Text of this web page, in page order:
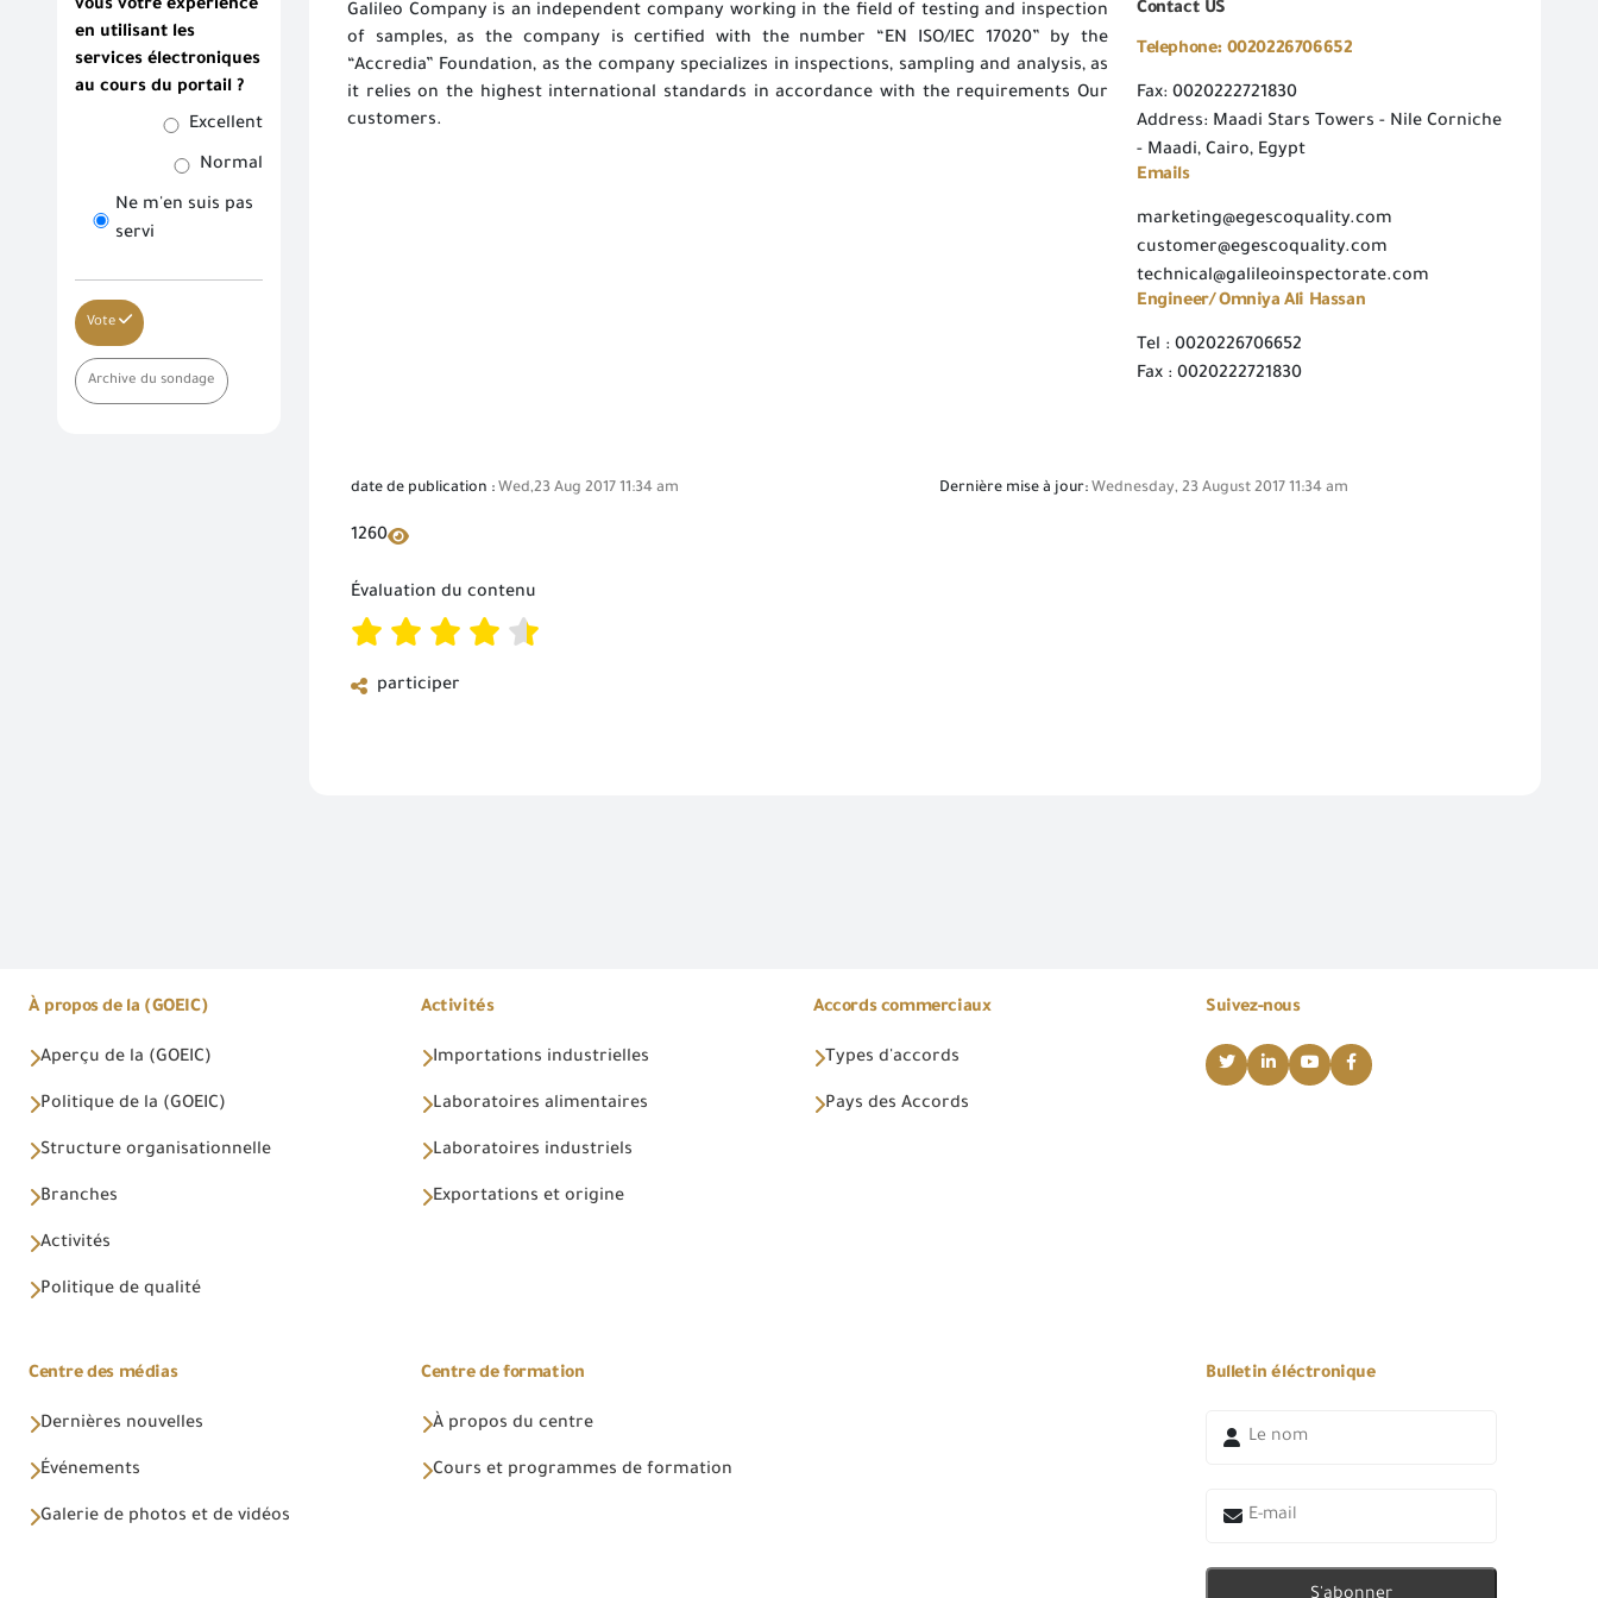
vous votre expérience
en utilisant les
services électroniques
au cours du portail ?
Excellent
Normal
Ne m'en suis pas
servi
Vote
Archive du sondage
Galileo Company is an independent company working in the field of testing and inspection
of samples, as the company is certified with the number “EN ISO/IEC 17020” by the
“Accredia” Foundation, as the company specializes in inspections, sampling and analysis, as
it relies on the highest international standards in accordance with the requirements Our
customers. ​
Contact US
Telephone: 0020226706652
Fax: 0020222721830
Address: Maadi Stars Towers - Nile Corniche
- Maadi, Cairo, Egypt
Emails
marketing@egescoquality.com
customer@egescoquality.com
technical@galileoinspectorate.com
Engineer/ Omniya Ali Hassan
Tel : 0020226706652
Fax : 0020222721830
date de publication : Wed,23 Aug 2017 11:34 am Dernière mise à jour: Wednesday, 23 August 2017 11:34 am
1260
Évaluation du contenu
participer
À propos de la (GOEIC)
Aperçu de la (GOEIC)
Politique de la (GOEIC)
Structure organisationnelle
Branches
Activités
Politique de qualité
Activités
Importations industrielles
Laboratoires alimentaires
Laboratoires industriels
Exportations et origine
Accords commerciaux
Types d'accords
Pays des Accords
Suivez-nous
Centre des médias
Dernières nouvelles
Événements
Galerie de photos et de vidéos
Centre de formation
À propos du centre
Cours et programmes de formation
Bulletin éléctronique